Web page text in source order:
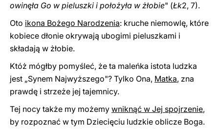
owinęła Go w pieluszki i położyła w żłobie" (Łk2, 7).
Oto ikona Bożego Narodzenia: kruche niemowlę, które
kobiece dłonie okrywają ubogimi pieluszkami i
składają w żłobie.
Któż mógłby pomyśleć, że ta maleńka istota ludzka
jest „Synem Najwyższego"? Tylko Ona, Matka, zna
prawdę i strzeże jej tajemnicy.
Tej nocy także my możemy wniknąć w Jej spojrzenie,
by rozpoznać w tym Dziecięciu ludzkie oblicze Boga.